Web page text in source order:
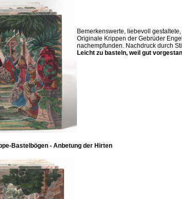
Bemerkenswerte, liebevoll
Originale Krippen der Gebrüder
nachempfunden. Nachdruck durch
Leicht zu basteln, weil gut
Bastelbögen - Anbetung der Hirten